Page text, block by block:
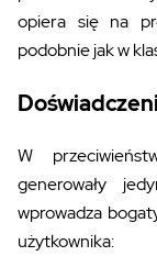
opiera się na
podobnie jak w
W
generowały
wprowadza
użytkownika: